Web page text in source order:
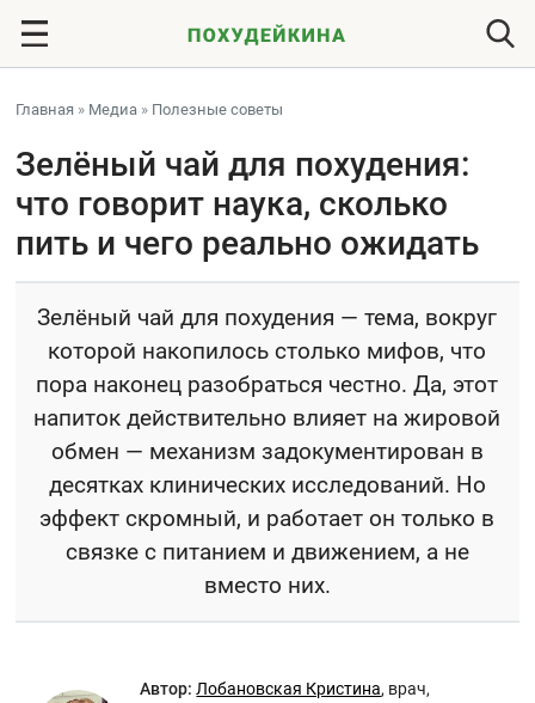
Главная » Медиа » Полезные советы
Зелёный чай для похудения:
что говорит наука, сколько
пить и чего реально ожидать
Зелёный чай для похудения — тема, вокруг
которой накопилось столько мифов, что
пора наконец разобраться честно. Да, этот
напиток действительно влияет на жировой
обмен — механизм задокументирован в
десятках клинических исследований. Но
эффект скромный, и работает он только в
связке с питанием и движением, а не
вместо них.
Автор: Лобановская Кристина, врач,